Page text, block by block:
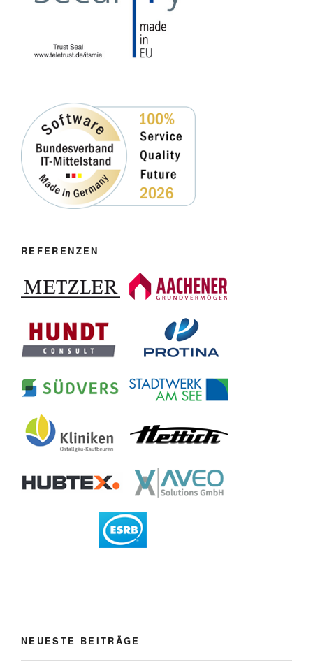
REFERENZEN
NEUESTE BEITRÄGE